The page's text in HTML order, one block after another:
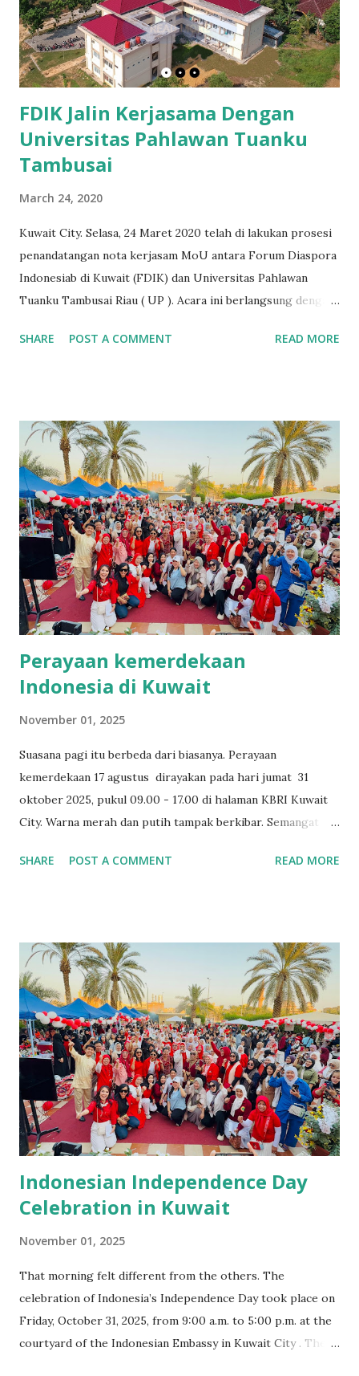
FDIK Jalin Kerjasama Dengan
Universitas Pahlawan Tuanku
Tambusai
March 24, 2020
Kuwait City. Selasa, 24 Maret 2020 telah di lakukan prosesi
penandatangan nota kerjasam MoU antara Forum Diaspora
Indonesiab di Kuwait (FDIK) dan Universitas Pahlawan
Tuanku Tambusai Riau ( UP ). Acara ini berlangsung dengan
ini diluar perencanaan sebelumnya dimana pihak UP sudah
S.Kep. Ners. MPH., selaku Ketua International Relations
Office UP di awali dengan sesi perkenalan kepada Rektor
UP Prof. DR. H. Amir Luthfi, Dekan Fakultas serta para
Dosen. Pada moment tersebut Ketua FDIK Ibnu Munzir
turut menyaksikan Prosesi yang berlangsung secara online.
Kerjasama ini di inisiasi oleh M. Robby Fajar Cahya yang
merupakan perwakilan Divisi Keahlian Profesi FDIK. Pada
draf MoU yang telah dirumuskan merupakan kesepakatan
kerjasama kedua belah pihak di berbagai bidan...
SHARE POST A COMMENT READ MORE
Perayaan kemerdekaan
Indonesia di Kuwait
November 01, 2025
Suasana pagi itu berbeda dari biasanya. Perayaan
kemerdekaan 17 agustus dirayakan pada hari jumat 31
oktober 2025, pukul 09.00 - 17.00 di halaman KBRI Kuwait
City. Warna merah dan putih tampak berkibar. Semangat
mana pun mereka berada. Meskipun jauh dari tanah air, rasa
tamu kehormatan: duta besar dan perwakilan dari berbagai
negara sahabat yang datang dengan penuh rasa hormat dan
antusias. Semua berkumpul dengan penuh semangat di
halaman KBRI Kuwait City. Masyarakat Indonesia yang
datang menciptakan suasana yang hangat, seolah membawa
potongan kecil kampung halaman ke negeri orang. Dari
kejauhan, aroma masakan Nusantara mulai tercium. Stand-
stand bazar berjejer rapi, dihiasi dengan kain batik, bendera
merah putih, dan senyum ramah para penjual yang deng...
SHARE POST A COMMENT READ MORE
Indonesian Independence Day
Celebration in Kuwait
November 01, 2025
That morning felt different from the others. The
celebration of Indonesia’s Independence Day took place on
Friday, October 31, 2025, from 9:00 a.m. to 5:00 p.m. at the
courtyard of the Indonesian Embassy in Kuwait City . The